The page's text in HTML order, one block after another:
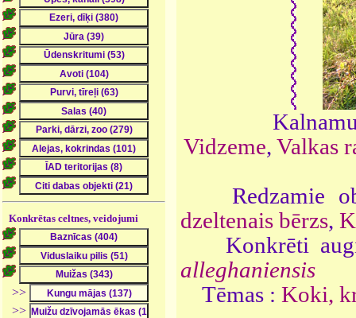
Konkrētas celtnes, veidojumi
>>
>>
Vidzeme, Valkas
Redzamie
dzeltenais bērzs,
Konkrēti
alleghaniensis
Tēmas : Koki,